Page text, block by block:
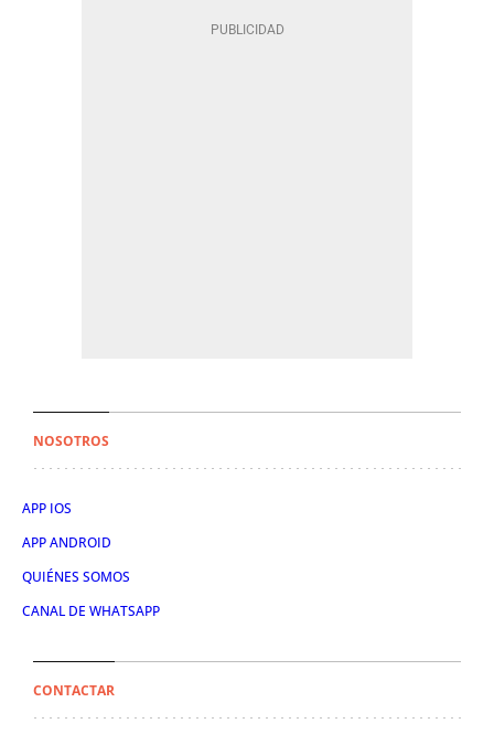
NOSOTROS
APP IOS
APP ANDROID
QUIÉNES SOMOS
CANAL DE WHATSAPP
CONTACTAR